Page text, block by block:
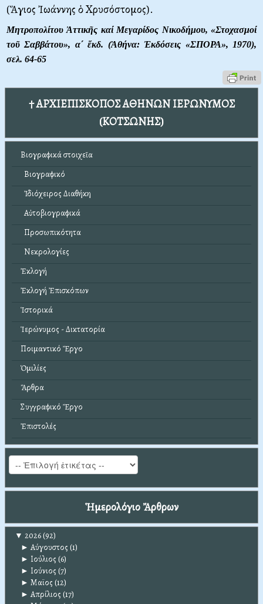
(Ἅγιος Ἰωάννης ὁ Χρυσόστομος).
Μητροπολίτου Ἀττικῆς καί Μεγαρίδος Νικοδήμου, «Στοχασμοί
τοῦ Σαββάτου», α΄ ἔκδ. (Ἀθήνα: Ἐκδόσεις «ΣΠΟΡΑ», 1970),
σελ. 64-65
† ΑΡΧΙΕΠΙΣΚΟΠΟΣ ΑΘΗΝΩΝ ΙΕΡΩΝΥΜΟΣ
(ΚΟΤΣΩΝΗΣ)
Βιογραφικά στοιχεῖα
Βιογραφικό
Ἰδιόχειρος Διαθήκη
Αὐτοβιογραφικά
Προσωπικότητα
Νεκρολογίες
Ἐκλογή
Ἐκλογή Ἐπισκόπων
Ἱστορικά
Ἱερώνυμος - Δικτατορία
Ποιμαντικό Ἔργο
Ὁμιλίες
Ἄρθρα
Συγγραφικό Ἔργο
Ἐπιστολές
Ἡμερολόγιο Ἄρθρων
▼ 2026(92)
► Αύγουστος (1)
► Ιούλιος (6)
► Ιούνιος (7)
► Μαϊος (12)
► Απρίλιος (17)